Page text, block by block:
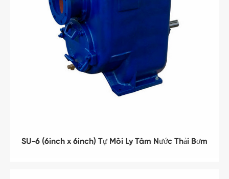
SU-6 (6inch x 6inch) Tự Mồi Ly Tâm Nước Thải Bơm